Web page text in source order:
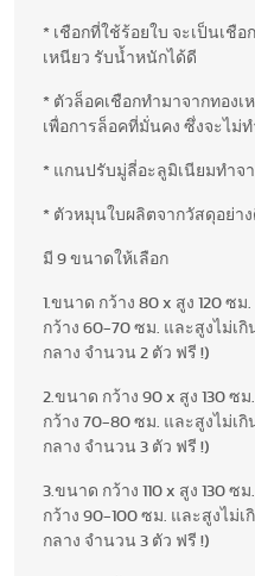
* เชือกที่ใช้ร้อยใบ จะเป็นเชือ
เหนียว รับน้ำหนักได้ดี
* ตัวล็อคเชือกทำมาจากทอง
เพื่อการล็อคที่มั่นคง ซึ่งจะไม่
* แกนปรับมู่ลี่อะลูมิเนียมทำจ
* ตัวหมุนใบผลิตจากวัสดุอย่า
มี 9 ขนาดให้เลือก
1.ขนาด กว้าง 80 x สูง 120 ซ
กว้าง 60-70 ซม. และสูงไม่เ
กลาง จำนวน 2 ตัว ฟรี !)
2.ขนาด กว้าง 90 x สูง 130 ซ
กว้าง 70-80 ซม. และสูงไม่เ
กลาง จำนวน 3 ตัว ฟรี !)
3.ขนาด กว้าง 110 x สูง 130
กว้าง 90-100 ซม. และสูงไม่
กลาง จำนวน 3 ตัว ฟรี !)